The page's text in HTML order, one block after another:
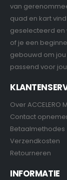
van
quad en kart
geselecteerd en
of je een
gebouwd om
passend voor
Over ACCELERO
Contact
Betaalmethodes
Verzendkosten
Retourneren
INFORMATIE